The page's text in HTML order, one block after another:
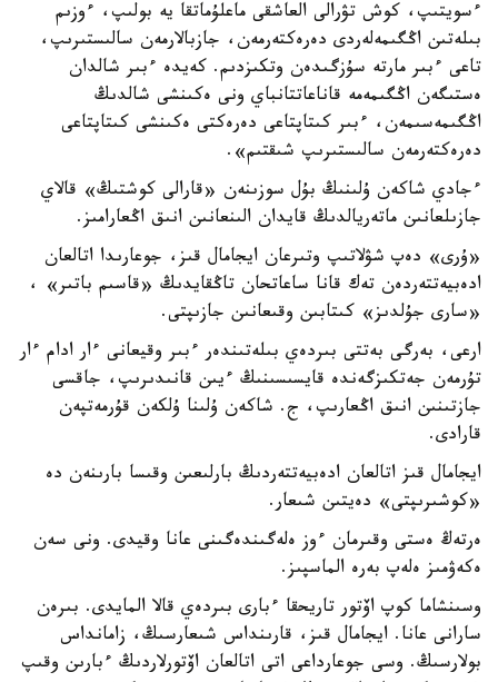
ءسويتىپ، كوش تۋرالى العاشقى ماعلۇماتقا يە بولىپ، ءوزىم
بىلەتىن اڭگىمەلەردى دەرەكتەرمەن، جازبالارمەن سالىستىرىپ،
تاعى ءبىر مارتە سۇزگىدەن وتكىزدىم. كەيدە ءبىر شالدان
ەستىگەن اڭگىمەمە قاناعاتتانباي ونى ەكىنشى شالدىڭ
اڭگىمەسىمەن، ءبىر كىتاپتاعى دەرەكتى ەكىنشى كىتاپتاعى
دەرەكتەرمەن سالىستىرىپ شىقتىم».
ءجادي شاكەن ۇلىنىڭ بۇل سوزىنەن «قارالى كوشتىڭ» قالاي
جازىلعانىن ماتەريالدىڭ قايدان الىنعانىن انىق اڭعارامىز.
«ۇرى» دەپ شۋلاتىپ وتىرعان ايجامال قىز، جوعارىدا اتالعان
ادەبيەتتەردەن تەك قانا ساعاتحان تاڭقايدىڭ «قاسىم باتىر» ،
«سارى جۇلدىز» كىتابىن وقىعانىن جازىپتى.
ارعى، بەرگى بەتتى بىردەي بىلەتىندەر ءبىر وقيعانى ءار ادام ءار
تۇرمەن جەتكىزگەندە قايسىسىنىڭ ءيىن قانىدىرىپ، جاقسى
جازتىنىن انىق اڭعارىپ، ج. شاكەن ۇلىنا ۇلكەن قۇرمەتپەن
قارادى.
ايجامال قىز اتالعان ادەبيەتتەردىڭ بارلىعىن وقىسا بارىنەن دە
«كوشىرىپتى» دەيتىن شىعار.
ەرتەڭ ەستى وقىرمان ءوز ەلەگىندەگىنى عانا وقيدى. ونى سەن
ەكەۋمىز ەلەپ بەرە الماسپىز.
وسىنشاما كوپ اۆتور تاريحقا ءبارى بىردەي قالا المايدى. بىرەن
سارانى عانا. ايجامال قىز، قارىنداس شىعارسىڭ، زامانداس
بولارسىڭ. وسى جوعارداعى اتى اتالعان اۆتورلاردىڭ ءبارىن وقىپ